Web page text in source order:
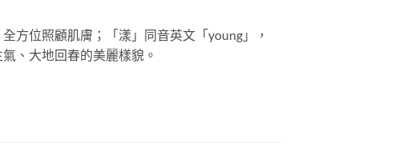
方位照顧肌膚；「漾」同音英文「young」，
、大地回春的美麗樣貌。